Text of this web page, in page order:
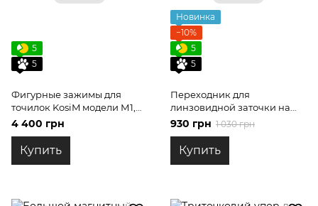
5
5
Фигурные зажимы для
точилок KosiM модели М1,
М2, М3 і М3+ с
поднутрением
4 400 грн
Купить
Новинка
−10%
5
5
Переходник для
линзовидной заточки на
штангу 6 мм
930 грн 1 030 грн
Купить